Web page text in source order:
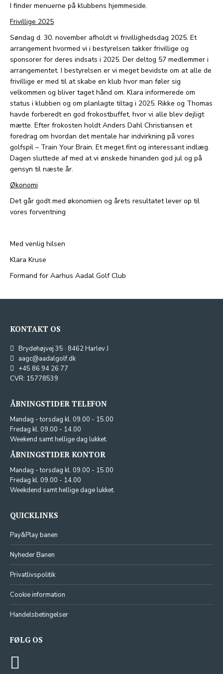
I finder menuerne på klubbens hjemmeside.
Frivillige 2025
Søndag d. 30. november afholdt vi frivillighedsdag 2025. Et
arrangement hvormed vi i bestyrelsen takker frivillige og
sponsorer for deres indsats i 2025. Der deltog 57 medlemmer i
arrangementet. I bestyrelsen er vi meget bevidste om at alle de
frivillige er med til at skabe en klub hvor man føler sig
velkommen og bliver taget hånd om. Klara informerede om
status i klubben og om planlagte tiltag i 2025. Rikke og Thomas
havde forberedt en god frokostbuffet, hvor vi alle blev dejligt
mætte. Efter frokosten holdt Anders Dahl Christiansen et
foredrag om hvordan det mentale har indvirkning på vores
golfspil – Train Your Brain. Et meget fint og interessant indlæg.
Dagen sluttede af med at vi ønskede hinanden god jul og på
gensyn til næste år.
Økonomi
Det går godt med økonomien og årets resultatet lever op til
vores forventning
Med venlig hilsen
Klara Kruse
Formand for Aarhus Aadal Golf Club
KONTAKT OS
Brydehøjvej 35 · 8462 Harlev J
aagc@aadalgolf.dk
+45 86 94 26 77
CVR: 15778539
ÅBNINGSTIDER TELEFON
Mandag - torsdag kl. 09.00 - 15.00
Fredag kl. 09.00 - 14.00
Weekend samt hellige dag lukket.
ÅBNINGSTIDER KONTOR
Mandag - torsdag kl. 09.00 - 15.00
Fredag kl. 09.00 - 14.00
Weekdend samt hellige dage lukket.
QUICKLINKS
Pay&Play banen
Nyheder Banen
Privatlivspolitik
Cookie information
Handelsbetingelser
FØLG OS